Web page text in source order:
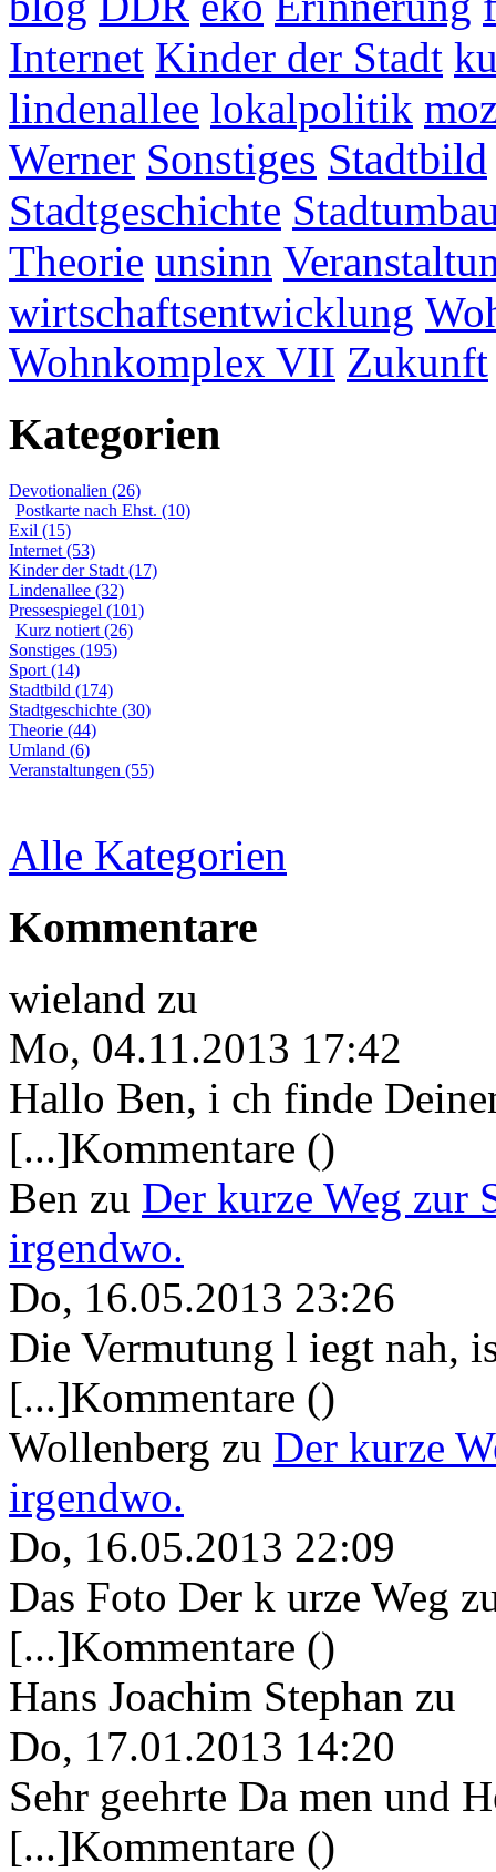
Internet Kinder der Stadt
lindenallee lokalpolitik
Werner Sonstiges Stadtbild
Stadtgeschichte
Theorie unsinn
wirtschaftsentwicklung
Wohnkomplex VII Zukunft
Kategorien
Devotionalien (26)
Postkarte nach Ehst. (10)
Exil (15)
Internet (53)
Kinder der Stadt (17)
Lindenallee (32)
Pressespiegel (101)
Kurz notiert (26)
Sonstiges (195)
Sport (14)
Stadtbild (174)
Stadtgeschichte (30)
Theorie (44)
Umland (6)
Veranstaltungen (55)
Alle Kategorien
Kommentare
wieland zu
Mo, 04.11.2013 17:42
Hallo Ben, i ch finde
[...]Kommentare ()
Ben zu Der kurze Weg zur
irgendwo.
Do, 16.05.2013 23:26
Die Vermutung l iegt nah,
[...]Kommentare ()
Wollenberg zu Der kurze
irgendwo.
Do, 16.05.2013 22:09
Das Foto Der k urze Weg
[...]Kommentare ()
Hans Joachim Stephan zu
Do, 17.01.2013 14:20
Sehr geehrte Da men und
[...]Kommentare ()